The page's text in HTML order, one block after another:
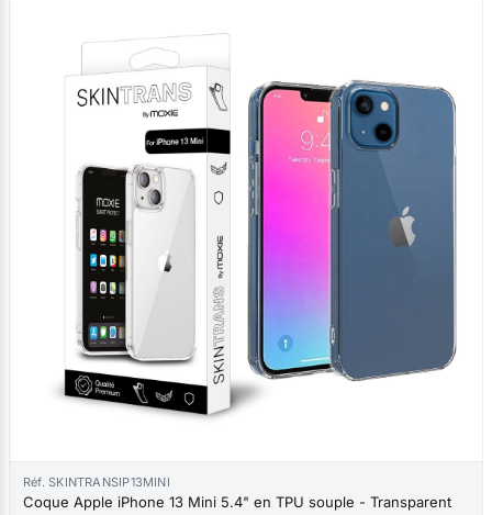
Réf. SKINTRANSIP13MINI
Coque Apple iPhone 13 Mini 5.4" en TPU souple - Transparent